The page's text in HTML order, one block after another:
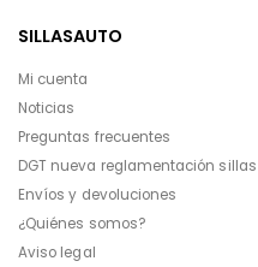
SILLASAUTO
Mi cuenta
Noticias
Preguntas frecuentes
DGT nueva reglamentación
Envíos y devoluciones
¿Quiénes somos?
Aviso legal